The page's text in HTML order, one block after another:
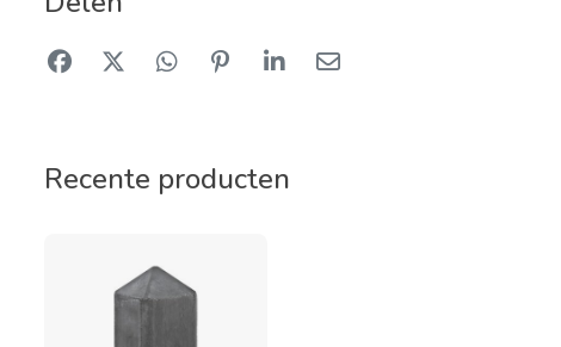
Recente producten